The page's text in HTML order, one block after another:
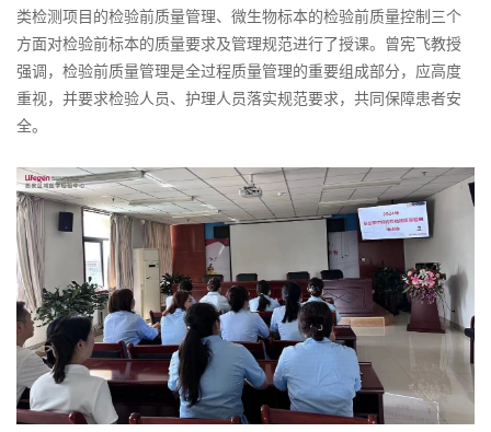
类检测项目的检验前质量管理、微生物标本的检验前质量控制三个
方面对检验前标本的质量要求及管理规范进行了授课。曾宪飞教授
强调，检验前质量管理是全过程质量管理的重要组成部分，应高度
重视，并要求检验人员、护理人员落实规范要求，共同保障患者安
全。